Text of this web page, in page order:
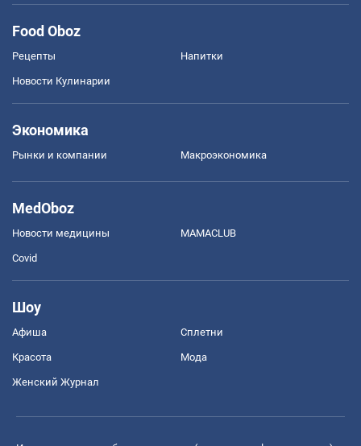
Food Oboz
Рецепты Напитки
Новости Кулинарии
Экономика
Рынки и компании Mакроэкономика
MedOboz
Новости медицины MAMACLUB
Covid
Шоу
Афиша Сплетни
Красота Мода
Женский Журнал